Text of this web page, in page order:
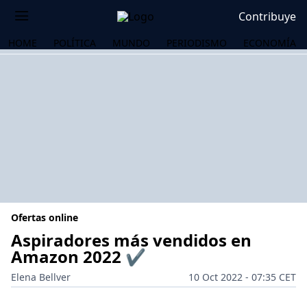
Contribuye
HOME POLÍTICA MUNDO PERIODISMO ECONOMÍA
Ofertas online
Aspiradores más vendidos en
Amazon 2022 ✔️
Elena Bellver
10 Oct 2022 - 07:35 CET